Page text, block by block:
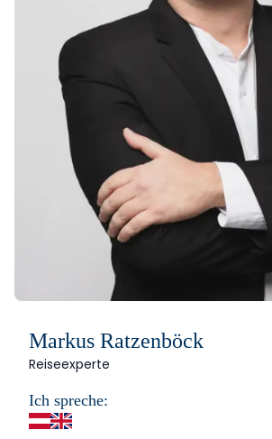
Markus Ratzenböck
Reiseexperte
Ich spreche: